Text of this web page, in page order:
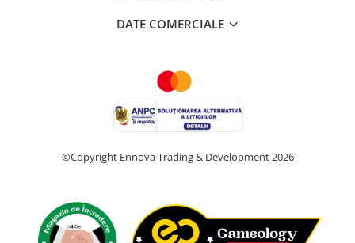
DATE COMERCIALE
©Copyright Ennova Trading & Development 2026